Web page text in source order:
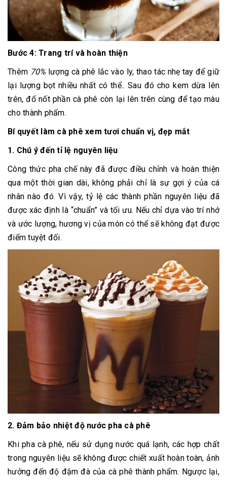
Bước 4: Trang trí và hoàn thiện
Thêm 70% lượng cà phê lắc vào ly, thao tác nhẹ tay để giữ
lại lượng bọt nhiều nhất có thể.. Sau đó cho kem dừa lên
trên, đổ nốt phần cà phê còn lại lên trên cùng để tạo màu
cho thành phẩm.
Bí quyết làm cà phê xem tươi chuẩn vị, đẹp mắt
1. Chú ý đến tỉ lệ nguyên liệu
Công thức pha chế này đã được điều chỉnh và hoàn thiện
qua một thời gian dài, không phải chỉ là sự gợi ý của cá
nhân nào đó. Vì vậy, tỷ lệ các thành phần nguyên liệu đã
được xác định là “chuẩn” và tối ưu. Nếu chỉ dựa vào trí nhớ
và ước lượng, hương vị của món có thể sẽ không đạt được
điểm tuyệt đối.
2. Đảm bảo nhiệt độ nước pha cà phê
Khi pha cà phê, nếu sử dụng nước quá lạnh, các hợp chất
trong nguyên liệu sẽ không được chiết xuất hoàn toàn, ảnh
hưởng đến độ đậm đà của cà phê thành phẩm. Ngược lại,